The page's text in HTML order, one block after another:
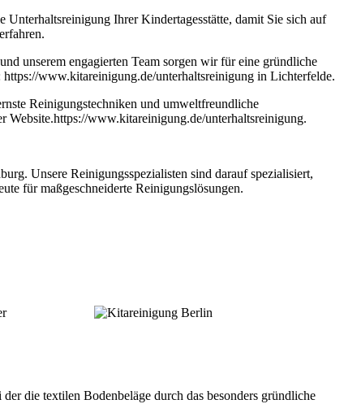
Ihrer Kindertagesstätte, damit Sie sich auf
unserem engagierten Team sorgen wir für eine gründliche
https://www.kitareinigung.de/unterhaltsreinigung in Lichterfelde.
Reinigungstechniken und umweltfreundliche
Website.https://www.kitareinigung.de/unterhaltsreinigung.
Unsere Reinigungsspezialisten sind darauf spezialisiert,
für maßgeschneiderte Reinigungslösungen.
die textilen Bodenbeläge durch das besonders gründliche